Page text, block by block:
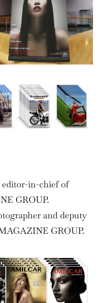
in-chief of
GROUP.
and deputy
GROUP.